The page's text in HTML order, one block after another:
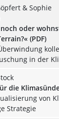
& Sophie
oder
(PDF)
in der
die Klimasünde
von
Strategie